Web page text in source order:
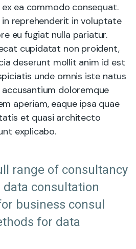
ea commodo consequat.
reprehenderit in voluptate
eu fugiat nulla pariatur.
cupidatat non proident,
deserunt mollit anim id est
unde omnis iste natus
doloremque
aperiam, eaque ipsa quae
et quasi architecto
explicabo.
range of consultancy
consultation
business consul
for data